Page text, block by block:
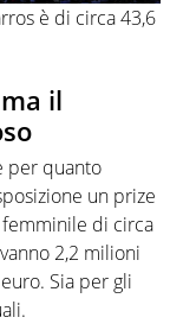
è di circa 43,6
il
per quanto
un prize
di circa
2,2 milioni
Sia per gli